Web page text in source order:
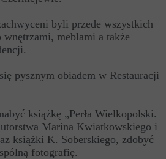
byli przede wszystkich
wnętrzami, meblami a także
pysznym obiadem w Restauracji
książkę „Perła Wielkopolski.
Marina Kwiatkowskiego i
książki K. Soberskiego, zdobyć
fotografię.